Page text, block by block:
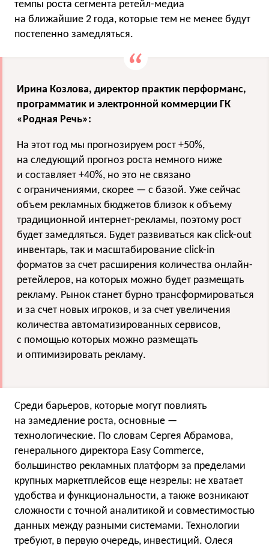
темпы роста сегмента ретейл-медиа
на ближайшие 2 года, которые тем не менее будут
постепенно замедляться.
Ирина Козлова, директор практик перформанс,
программатик и электронной коммерции ГК
«Родная Речь»:
На этот год мы прогнозируем рост +50%,
на следующий прогноз роста немного ниже
и составляет +40%, но это не связано
с ограничениями, скорее — с базой. Уже сейчас
объем рекламных бюджетов близок к объему
традиционной интернет-рекламы, поэтому рост
будет замедляться. Будет развиваться как click-out
инвентарь, так и масштабирование click-in
форматов за счет расширения количества онлайн-
ретейлеров, на которых можно будет размещать
рекламу. Рынок станет бурно трансформироваться
и за счет новых игроков, и за счет увеличения
количества автоматизированных сервисов,
с помощью которых можно размещать
и оптимизировать рекламу.
Среди барьеров, которые могут повлиять
на замедление роста, основные —
технологические. По словам Сергея Абрамова,
генерального директора Easy Commerce,
большинство рекламных платформ за пределами
крупных маркетплейсов еще незрелы: не хватает
удобства и функциональности, а также возникают
сложности с точной аналитикой и совместимостью
данных между разными системами. Технологии
требуют, в первую очередь, инвестиций. Олеся